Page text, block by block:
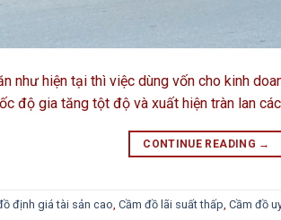
như hiện tại thì việc dùng vốn cho kinh
độ gia tăng tột độ và xuất hiện tràn lan
CONTINUE READING →
định giá tài sản cao, Cầm đồ lãi suất thấp, Cầm đồ